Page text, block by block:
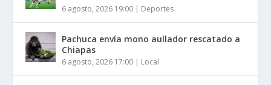
6 agosto, 2026 19:00 | Deportes
Pachuca envía mono aullador rescatado a
Chiapas
6 agosto, 2026 17:00 | Local